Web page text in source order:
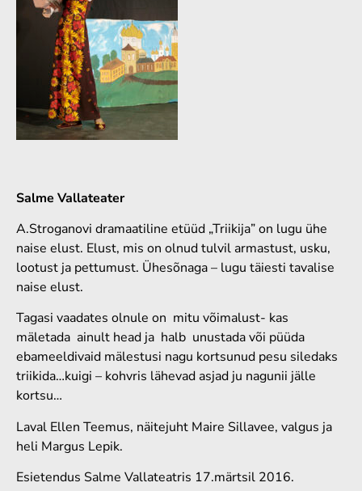
Salme Vallateater
A.Stroganovi dramaatiline etüüd „Triikija” on lugu ühe
naise elust. Elust, mis on olnud tulvil armastust, usku,
lootust ja pettumust. Ühesõnaga – lugu täiesti tavalise
naise elust.
Tagasi vaadates olnule on mitu võimalust- kas
mäletada ainult head ja halb unustada või püüda
ebameeldivaid mälestusi nagu kortsunud pesu siledaks
triikida…kuigi – kohvris lähevad asjad ju nagunii jälle
kortsu…
Laval Ellen Teemus, näitejuht Maire Sillavee, valgus ja
heli Margus Lepik.
Esietendus Salme Vallateatris 17.märtsil 2016.